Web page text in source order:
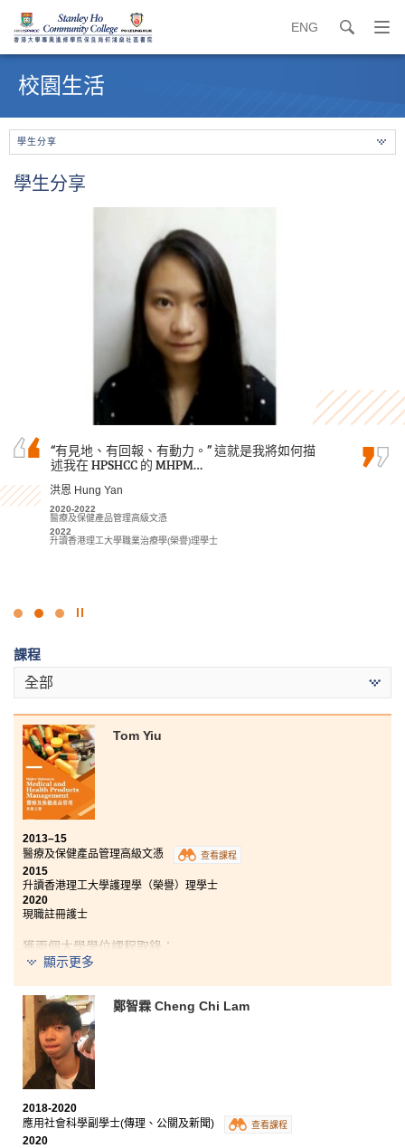
ENG search
打
開
始
校園生活
學生分享
學生分享
將來的路必定會有更多磨鍊，只要不低估自己的
能力迎難而上，一定可以發揮你無限的潛能。
郭毅熙 Kwok Ngai Hei
2021-2023
運動教練學及運動表現高級文憑
2024
升讀香港理工大學康復治療科學 (榮譽) 理學士組合課程 - 物理治療學
“有見地、有回報、有動力。” 這就是我將如何描
述我在 HPSHCC 的 MHPM…
洪恩 Hung Yan
2020-2022
醫療及保健產品管理高級文憑
2022
升讀香港理工大學職業治療學(榮譽)理學士
在書院兩年學習期間，我獲得了醫療及保健領域
的基礎知識。除了基礎課堂學習外，我們亦有許
成為醫療專業人員必備的技能，這些學習活動對
我未來的學業或職業生涯都起著關鍵作用。
何日喬 Ho Yat Kiu
點
燈
片
課程
全部
Tom Yiu
2013–15
醫療及保健產品管理高級文憑
查看課程
2015
升讀香港理工大學護理學（榮譽）理學士
2020
現職註冊護士
獲兩個大學學位課程取錄：
香港大學護理學學士
回想過去兩年充實而忙碌的學習生活，由入讀時的茫無
頭緒到今天找到自己的興趣，並獲心儀的大學課程取
錄，講師的悉心教導及協助絕對是功不可沒。每當同學
在升學或學習上遇到困惑，他們都樂意提供協助。另
外，醫療及保健產品管理高級文憑課程設計全面，使同
學在報讀大學時有更大的彈性，可選擇不同的學科，而
課程內容則為我的升讀大學奠定穩固的基礎。
顯示更多
鄭智霖 Cheng Chi Lam
2018-2020
應用社會科學副學士(傳理、公關及新聞)
查看課程
2020